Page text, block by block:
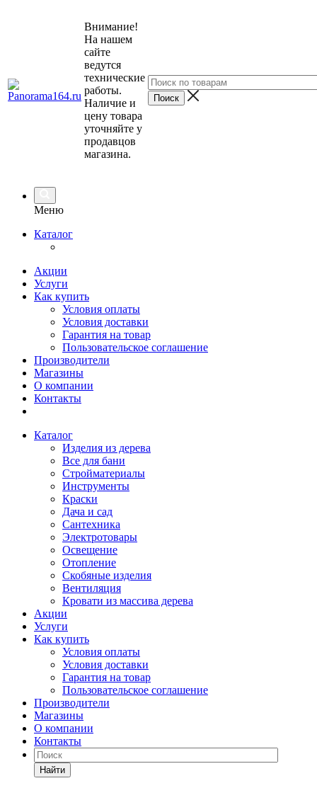
Внимание!
На нашем
сайте
ведутся
технические
работы.
Наличие и
цену товара
уточняйте у
продавцов
магазина.
Меню
Каталог
Акции
Услуги
Как купить
Условия оплаты
Условия доставки
Гарантия на товар
Пользовательское соглашение
Производители
Магазины
О компании
Контакты
Каталог
Изделия из дерева
Все для бани
Стройматериалы
Инструменты
Краски
Дача и сад
Сантехника
Электротовары
Освещение
Отопление
Скобяные изделия
Вентиляция
Кровати из массива дерева
Акции
Услуги
Как купить
Условия оплаты
Условия доставки
Гарантия на товар
Пользовательское соглашение
Производители
Магазины
О компании
Контакты
Найти